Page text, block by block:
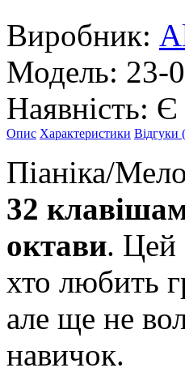
Виробник:
Модель: 23-
Наявність: Є
Опис Характеристики Відгуки
Піаніка/
32
октави. Цей
хто любить
але ще не
навичок.